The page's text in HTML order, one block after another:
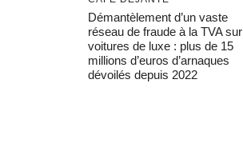
Démantèlement d’un vaste
réseau de fraude à la TVA sur
voitures de luxe : plus de 15
millions d’euros d’arnaques
dévoilés depuis 2022